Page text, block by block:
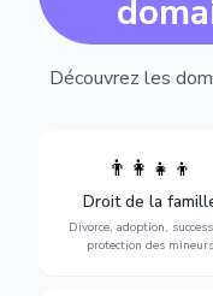
Découvrez les
👨‍👩‍👧‍👦
Droit de la
Divorce, adoption,
protection des mineurs
Divorce, garde
adoption, succession
protection des
vulnérables.